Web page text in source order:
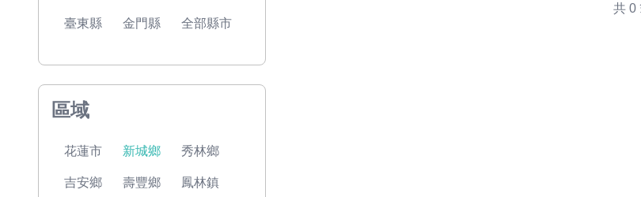
臺東縣 金門縣 全部縣市
區域
花蓮市 新城鄉 秀林鄉
吉安鄉 壽豐鄉 鳳林鎮
共 0